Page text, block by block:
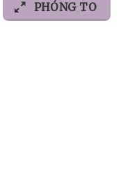
PHÓNG TO